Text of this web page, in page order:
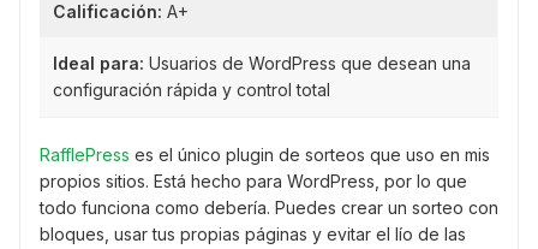
Calificación: A+
Ideal para: Usuarios de WordPress que desean una
configuración rápida y control total
RafflePress es el único plugin de sorteos que uso en mis
propios sitios. Está hecho para WordPress, por lo que
todo funciona como debería. Puedes crear un sorteo con
bloques, usar tus propias páginas y evitar el lío de las